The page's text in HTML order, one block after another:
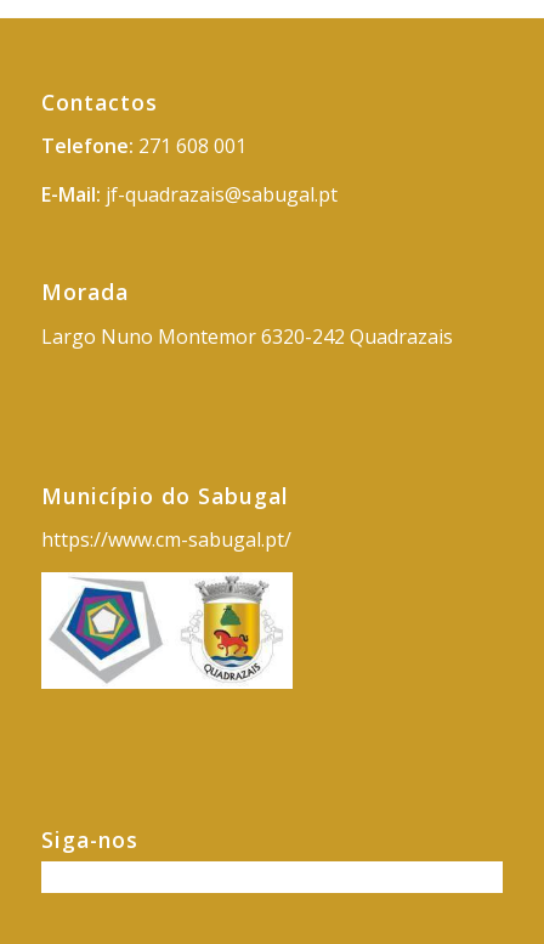
Contactos
Telefone: 271 608 001
E-Mail: jf-quadrazais@sabugal.pt
Morada
Largo Nuno Montemor 6320-242 Quadrazais
Município do Sabugal
https://www.cm-sabugal.pt/
Siga-nos